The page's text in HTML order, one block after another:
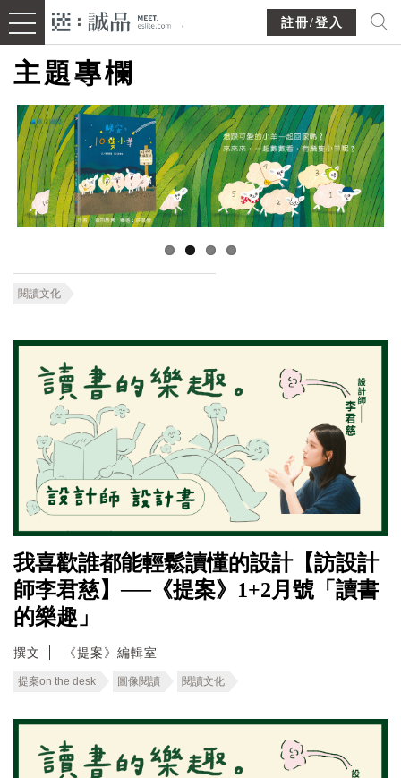
註冊/登入
主題專欄
閱讀文化
我喜歡誰都能輕鬆讀懂的設計【訪設計
師李君慈】──《提案》1+2月號「讀書
的樂趣」
撰文 《提案》編輯室
提案on the desk 圖像閱讀 閱讀文化